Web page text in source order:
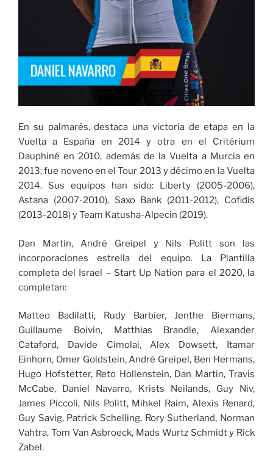
En su palmarés, destaca una victoria de etapa en la
Vuelta a España en 2014 y otra en el Critérium
Dauphiné en 2010, además de la Vuelta a Murcia en
2013; fue noveno en el Tour 2013 y décimo en la Vuelta
2014. Sus equipos han sido: Liberty (2005-2006),
Astana (2007-2010), Saxo Bank (2011-2012), Cofidis
(2013-2018) y Team Katusha-Alpecin (2019).
Dan Martin, André Greipel y Nils Politt son las
incorporaciones estrella del equipo. La Plantilla
completa del Israel – Start Up Nation para el 2020, la
completan:
Matteo Badilatti, Rudy Barbier, Jenthe Biermans,
Guillaume Boivin, Matthias Brandle, Alexander
Cataford, Davide Cimolai, Alex Dowsett, Itamar
Einhorn, Omer Goldstein, André Greipel, Ben Hermans,
Hugo Hofstetter, Reto Hollenstein, Dan Martin, Travis
McCabe, Daniel Navarro, Krists Neilands, Guy Niv,
James Piccoli, Nils Politt, Mihkel Raim, Alexis Renard,
Guy Savig, Patrick Schelling, Rory Sutherland, Norman
Vahtra, Tom Van Asbroeck, Mads Wurtz Schmidt y Rick
Zabel.